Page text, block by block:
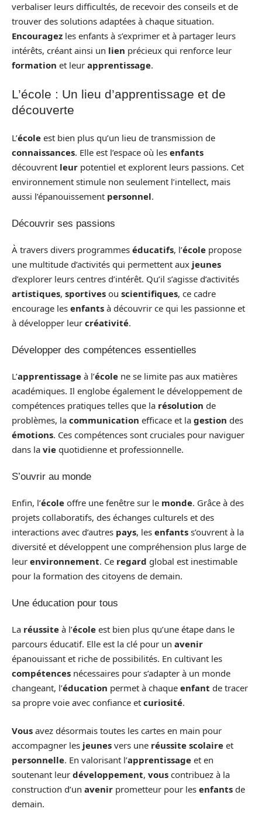
verbaliser leurs difficultés, de recevoir des conseils et de
trouver des solutions adaptées à chaque situation.
Encouragez les enfants à s’exprimer et à partager leurs
intérêts, créant ainsi un lien précieux qui renforce leur
formation et leur apprentissage.
L’école : Un lieu d’apprentissage et de
découverte
L’école est bien plus qu’un lieu de transmission de
connaissances. Elle est l’espace où les enfants
découvrent leur potentiel et explorent leurs passions. Cet
environnement stimule non seulement l’intellect, mais
aussi l’épanouissement personnel.
Découvrir ses passions
À travers divers programmes éducatifs, l’école propose
une multitude d’activités qui permettent aux jeunes
d’explorer leurs centres d’intérêt. Qu’il s’agisse d’activités
artistiques, sportives ou scientifiques, ce cadre
encourage les enfants à découvrir ce qui les passionne et
à développer leur créativité.
Développer des compétences essentielles
L’apprentissage à l’école ne se limite pas aux matières
académiques. Il englobe également le développement de
compétences pratiques telles que la résolution de
problèmes, la communication efficace et la gestion des
émotions. Ces compétences sont cruciales pour naviguer
dans la vie quotidienne et professionnelle.
S’ouvrir au monde
Enfin, l’école offre une fenêtre sur le monde. Grâce à des
projets collaboratifs, des échanges culturels et des
interactions avec d’autres pays, les enfants s’ouvrent à la
diversité et développent une compréhension plus large de
leur environnement. Ce regard global est inestimable
pour la formation des citoyens de demain.
Une éducation pour tous
La réussite à l’école est bien plus qu’une étape dans le
parcours éducatif. Elle est la clé pour un avenir
épanouissant et riche de possibilités. En cultivant les
compétences nécessaires pour s’adapter à un monde
changeant, l’éducation permet à chaque enfant de tracer
sa propre voie avec confiance et curiosité.
Vous avez désormais toutes les cartes en main pour
accompagner les jeunes vers une réussite scolaire et
personnelle. En valorisant l’apprentissage et en
soutenant leur développement, vous contribuez à la
construction d’un avenir prometteur pour les enfants de
demain.